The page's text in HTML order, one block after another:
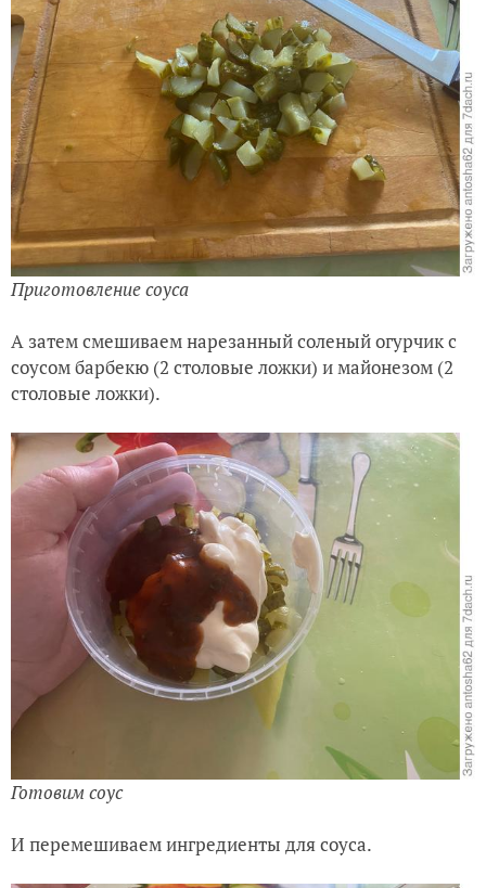
Приготовление соуса
А затем смешиваем нарезанный соленый огурчик с
соусом барбекю (2 столовые ложки) и майонезом (2
столовые ложки).
Готовим соус
И перемешиваем ингредиенты для соуса.